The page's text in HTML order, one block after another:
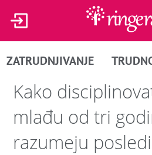
ZATRUDNJIVANJE
Kako
mlađu od tri
razumeju